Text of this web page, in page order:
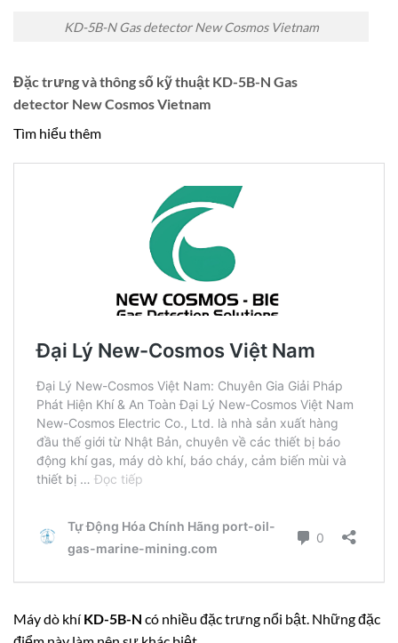
KD-5B-N Gas detector New Cosmos Vietnam
Đặc trưng và thông số kỹ thuật KD-5B-N Gas
detector New Cosmos Vietnam
Tìm hiểu thêm
Máy dò khí KD-5B-N có nhiều đặc trưng nổi bật. Những đặc